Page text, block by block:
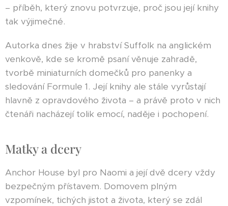
– příběh, který znovu potvrzuje, proč jsou její knihy
tak výjimečné.
Autorka dnes žije v hrabství Suffolk na anglickém
venkově, kde se kromě psaní věnuje zahradě,
tvorbě miniaturních domečků pro panenky a
sledování Formule 1. Její knihy ale stále vyrůstají
hlavně z opravdového života – a právě proto v nich
čtenáři nacházejí tolik emocí, naděje i pochopení.
Matky a dcery
Anchor House byl pro Naomi a její dvě dcery vždy
bezpečným přístavem. Domovem plným
vzpomínek, tichých jistot a života, který se zdál